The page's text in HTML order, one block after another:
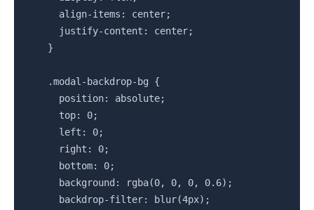
      align-items: center;
      justify-content: center;
    }
    .modal-backdrop-bg {
      position: absolute;
      top: 0;
      left: 0;
      right: 0;
      bottom: 0;
      background: rgba(0, 0, 0, 0.6);
      backdrop-filter: blur(4px);